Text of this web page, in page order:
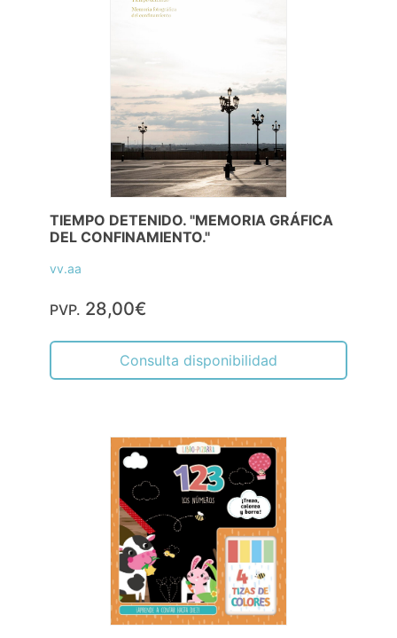
TIEMPO DETENIDO. "MEMORIA GRÁFICA
DEL CONFINAMIENTO."
vv.aa
PVP. 28,00€
Consulta disponibilidad